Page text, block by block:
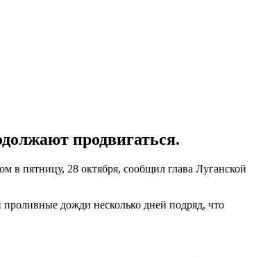
продвигаться.
в пятницу, 28 октября, сообщил глава Луганской
дожди несколько дней подряд, что